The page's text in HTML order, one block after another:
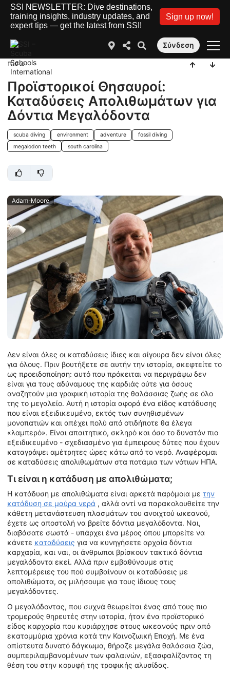
SSI NEWSLETTER: Dive destinations,
training insights, industry updates, and
expert tips — get the latest from SSI!
Sign up now!
Σύνδεση
πίσω
Προϊστορικοί Θησαυροί:
Καταδύσεις Απολιθωμάτων για
Δόντια Μεγαλόδοντα
scuba diving environment adventure
fossil diving
megalodon teeth
south carolina
Adam-Moore
Δεν είναι όλες οι καταδύσεις ίδιες και σίγουρα δεν είναι όλες
για όλους. Πριν βουτήξετε σε αυτήν την ιστορία, σκεφτείτε το
ως προειδοποίηση: αυτό που πρόκειται να περιγράψω δεν
είναι για τους αδύναμους της καρδιάς ούτε για όσους
αναζητούν μια γραφική ιστορία της θαλάσσιας ζωής σε όλο
της το μεγαλείο. Αυτή η ιστορία αφορά ένα είδος κατάδυσης
που είναι εξειδικευμένο, εκτός των συνηθισμένων
μονοπατιών και απέχει πολύ από οτιδήποτε θα έλεγα
«λαμπερό». Είναι απαιτητικό, σκληρό και όσο το δυνατόν πιο
εξειδικευμένο - σχεδιασμένο για έμπειρους δύτες που έχουν
καταγράψει αμέτρητες ώρες κάτω από το νερό. Αναφέρομαι
σε καταδύσεις απολιθωμάτων στα ποτάμια των νότιων ΗΠΑ.
Τι είναι η κατάδυση με απολιθώματα;
Η κατάδυση με απολιθώματα είναι αρκετά παρόμοια με την
κατάδυση σε μαύρα νερά , αλλά αντί να παρακολουθείτε την
κάθετη μετανάστευση πλασμάτων του ανοιχτού ωκεανού,
έχετε ως αποστολή να βρείτε δόντια μεγαλόδοντα. Ναι,
διαβάσατε σωστά - υπάρχει ένα μέρος όπου μπορείτε να
κάνετε καταδύσεις για να κυνηγήσετε αρχαία δόντια
καρχαρία, και ναι, οι άνθρωποι βρίσκουν τακτικά δόντια
μεγαλόδοντα εκεί. Αλλά πριν εμβαθύνουμε στις
λεπτομέρειες του πού συμβαίνουν οι καταδύσεις με
απολιθώματα, ας μιλήσουμε για τους ίδιους τους
μεγαλόδοντες.
Ο μεγαλόδοντας, που συχνά θεωρείται ένας από τους πιο
τρομερούς θηρευτές στην ιστορία, ήταν ένα προϊστορικό
είδος καρχαρία που κυριάρχησε στους ωκεανούς πριν από
εκατομμύρια χρόνια κατά την Καινοζωική Εποχή. Με ένα
απίστευτα δυνατό δάγκωμα, θήραζε μεγάλα θαλάσσια ζώα,
συμπεριλαμβανομένων των φαλαινών, εξασφαλίζοντας τη
θέση του στην κορυφή της τροφικής αλυσίδας.